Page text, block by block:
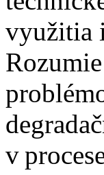
využitia
v